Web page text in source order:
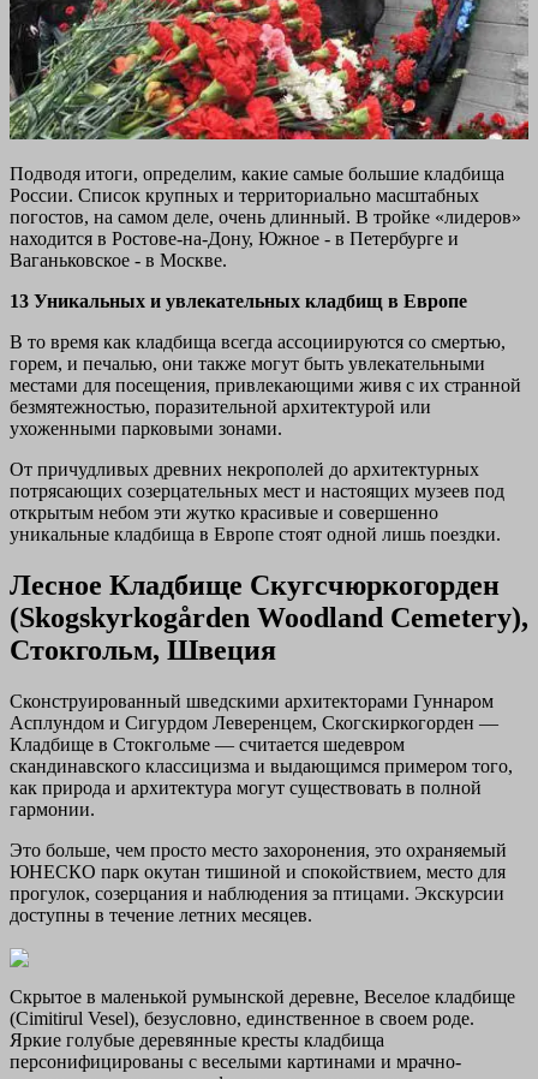
Подводя итоги, определим, какие самые большие кладбища
России. Список крупных и территориально масштабных
погостов, на самом деле, очень длинный. В тройке «лидеров»
находится в Ростове-на-Дону, Южное - в Петербурге и
Ваганьковское - в Москве.
13 Уникальных и увлекательных кладбищ в Европе
В то время как кладбища всегда ассоциируются со смертью,
горем, и печалью, они также могут быть увлекательными
местами для посещения, привлекающими живя с их странной
безмятежностью, поразительной архитектурой или
ухоженными парковыми зонами.
От причудливых древних некрополей до архитектурных
потрясающих созерцательных мест и настоящих музеев под
открытым небом эти жутко красивые и совершенно
уникальные кладбища в Европе стоят одной лишь поездки.
Лесное Кладбище Скугсчюркогорден
(Skogskyrkogården Woodland Cemetery),
Стокгольм, Швеция
Сконструированный шведскими архитекторами Гуннаром
Асплундом и Сигурдом Леверенцем, Скогскиркогорден —
Кладбище в Стокгольме — считается шедевром
скандинавского классицизма и выдающимся примером того,
как природа и архитектура могут существовать в полной
гармонии.
Это больше, чем просто место захоронения, это охраняемый
ЮНЕСКО парк окутан тишиной и спокойствием, место для
прогулок, созерцания и наблюдения за птицами. Экскурсии
доступны в течение летних месяцев.
Скрытое в маленькой румынской деревне, Веселое кладбище
(Cimitirul Vesel), безусловно, единственное в своем роде.
Яркие голубые деревянные кресты кладбища
персонифицированы с веселыми картинами и мрачно-